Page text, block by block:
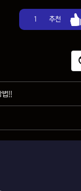
1 추천추천
법!!